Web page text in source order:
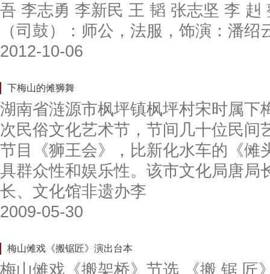
吾 李志勇 李新民 王 韬 张志坚 李 赳
（司鼓）：师公，法服，饰演：潘绍
2012-10-06
下梅山的傩狮舞
湖南省涟源市枫坪镇枫坪村宋时属下
次民俗文化艺术节，节间几十位民间
节目《狮王会》，比新化水车的《傩
具群众性和娱乐性。该市文化局唐局
长、文化馆非遗办李
2009-05-30
梅山傩戏《搬锯匠》演出台本
梅山傩戏《搬架桥》节选 《搬 锯 匠